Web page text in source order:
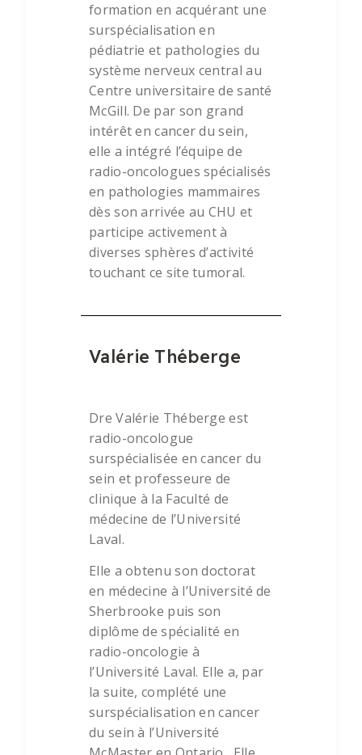
formation en acquérant une
surspécialisation en
pédiatrie et pathologies du
système nerveux central au
Centre universitaire de santé
McGill. De par son grand
intérêt en cancer du sein,
elle a intégré l’équipe de
radio-oncologues spécialisés
en pathologies mammaires
dès son arrivée au CHU et
participe activement à
diverses sphères d’activité
touchant ce site tumoral.
Valérie Théberge
Dre Valérie Théberge est
radio-oncologue
surspécialisée en cancer du
sein et professeure de
clinique à la Faculté de
médecine de l’Université
Laval.
Elle a obtenu son doctorat
en médecine à l’Université de
Sherbrooke puis son
diplôme de spécialité en
radio-oncologie à
l’Université Laval. Elle a, par
la suite, complété une
surspécialisation en cancer
du sein à l’Université